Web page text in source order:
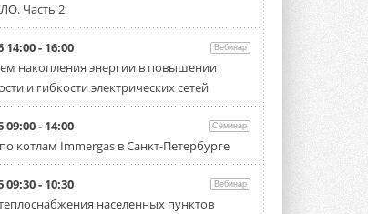
Тепловые насосы в связке с
солнечной генерацией и
накопителем снижают
потребление на 60%
Исследователи из Италии установили ...
4 АВГУСТА 2026
«РУСКЛИМАТ Fest 2026» в Уфе
собрал свыше 700 профи
климатической отрасли
Организатором выступил торгово-
производственный холдинг ...
Часть 2
14:00 - 16:00 Вебинар
накопления энергии в повышении
и гибкости электрических сетей
09:00 - 14:00 Семинар
котлам Immergas в Санкт-Петербурге
09:30 - 10:30 Вебинар
населенных пунктов